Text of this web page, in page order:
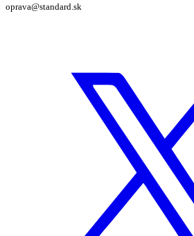
oprava@standard.sk